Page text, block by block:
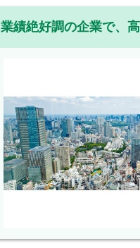
業績絶好調の企業で、